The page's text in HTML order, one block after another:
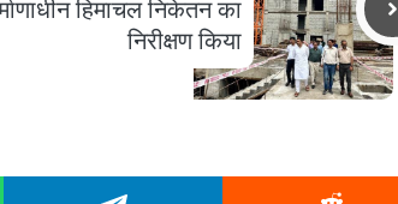
हिमाचल निकेतन का
निरीक्षण किया